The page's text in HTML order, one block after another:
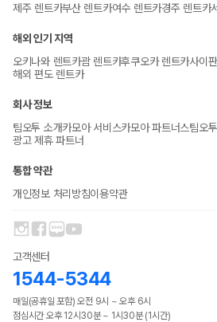
제주 렌트카부산 렌트카여수 렌트카경주 렌트카
해외 인기 지역
오키나와 렌트카괌 렌트카후쿠오카 렌트카사이
해외 편도 렌트카
회사 정보
팀오투 소개카모아 서비스카모아 파트너스팀오
광고 제휴 파트너
통합 약관
개인정보 처리방침이용약관
고객센터
1544-5344
매일(공휴일 포함) 오전 9시 ~ 오후 6시
점심시간 오후 12시30분 ~ 1시30분 (1시간)